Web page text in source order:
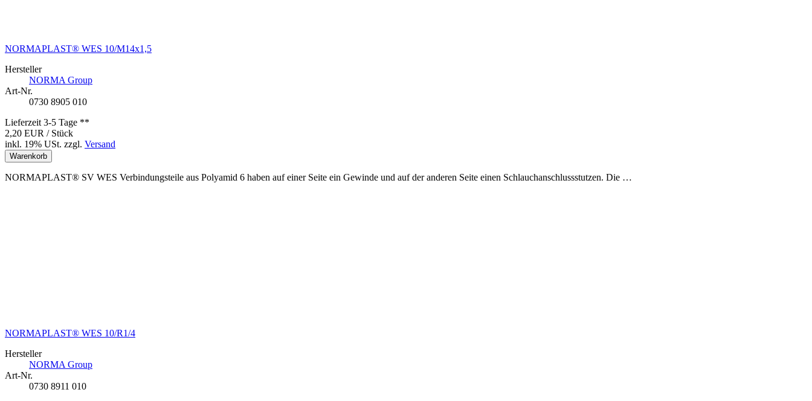
NORMAPLAST® WES 10/M14x1,5
Hersteller
NORMA Group
Art-Nr.
0730 8905 010
Lieferzeit 3-5 Tage **
2,20 EUR / Stück
inkl. 19% USt. zzgl. Versand
Warenkorb
NORMAPLAST® SV WES Verbindungsteile aus Polyamid 6 haben auf einer Seite ein Gewinde und auf der anderen Seite einen Schlauchanschlussstutzen. Die …
NORMAPLAST® WES 10/R1/4
Hersteller
NORMA Group
Art-Nr.
0730 8911 010